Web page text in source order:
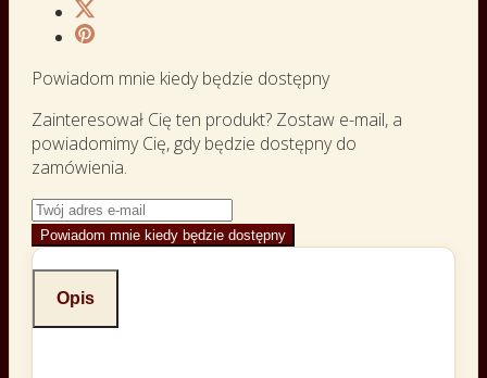
Powiadom mnie kiedy będzie dostępny
Zainteresował Cię ten produkt? Zostaw e-mail, a
powiadomimy Cię, gdy będzie dostępny do
zamówienia.
Powiadom mnie kiedy będzie dostępny
Opis